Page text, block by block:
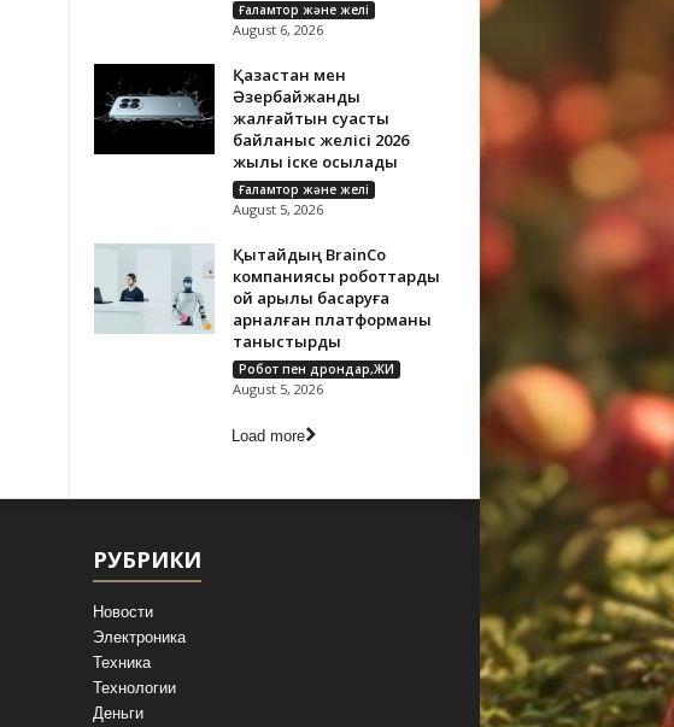
Ғаламтор және желі
August 6, 2026
Қазақстан мен
Әзербайжанды
жалғайтын суасты
байланыс желісі 2026
жылы іске қосылады
Ғаламтор және желі
August 5, 2026
Қытайдың BrainCo
компаниясы роботтарды
ой арқылы басқаруға
арналған платформаны
таныстырды
Робот пен дрондар,ЖИ
August 5, 2026
Load more
РУБРИКИ
Новости
Электроника
Техника
Технологии
Деньги